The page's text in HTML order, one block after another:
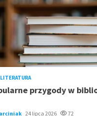
przygody w
24 lipca 2026 72